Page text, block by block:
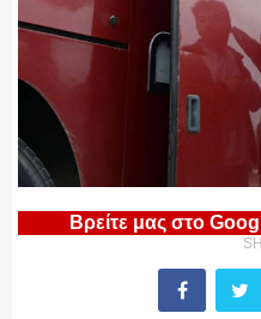
ΕΚΑΜ
ΥΑΤ/ΥΜΕΤ
Βρείτε μας στο